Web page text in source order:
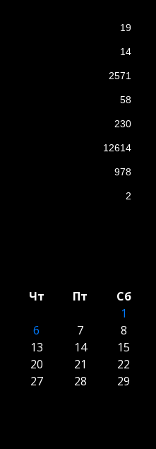
19
14
2571
58
230
12614
978
2
Чт Пт
Сб
1
6 7
8
13 14
15
20 21
22
27 28
29